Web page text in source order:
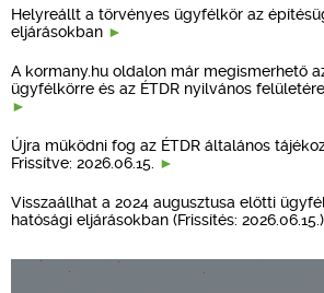
Helyreállt a törvényes ügyfélkör az
eljárásokban
A kormany.hu oldalon már megismerhető
ügyfélkörre és az ÉTDR nyilvános
Újra működni fog az ÉTDR általános
Frissítve: 2026.06.15.
Visszaállhat a 2024 augusztusa előtti
hatósági eljárásokban (Frissítés: 2026.06.15.)